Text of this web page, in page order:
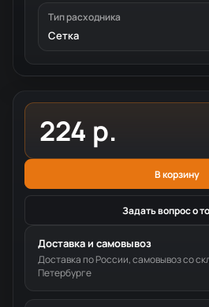
Тип расходника
Сетка
224 р.
В корзину
Задать вопрос о
Доставка и самовывоз
Доставка по России, самовывоз со
Петербурге